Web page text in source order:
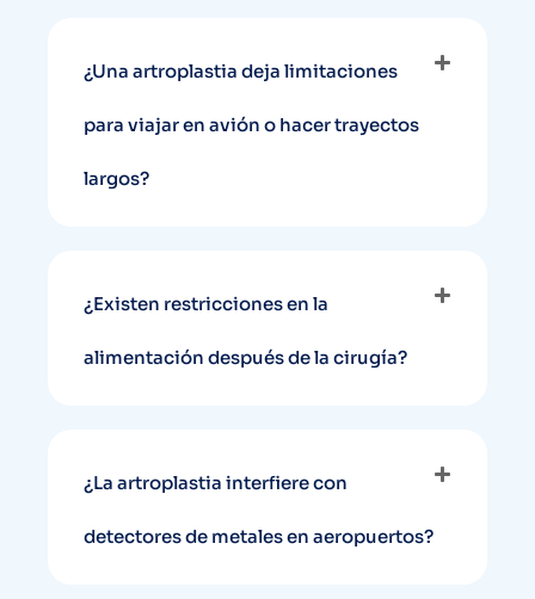
¿Una artroplastia deja limitaciones
para viajar en avión o hacer trayectos
largos?
¿Existen restricciones en la
alimentación después de la cirugía?
¿La artroplastia interfiere con
detectores de metales en aeropuertos?